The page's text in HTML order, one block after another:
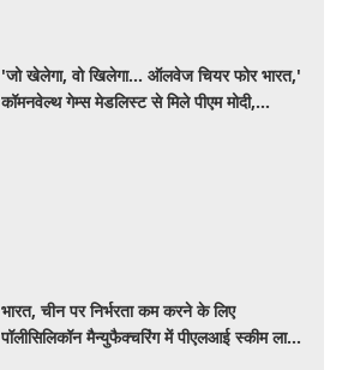
'जो खेलेगा, वो खिलेगा... ऑलवेज चियर फोर भारत,'
कॉमनवेल्थ गेम्स मेडलिस्ट से मिले पीएम मोदी,
भारत, चीन पर निर्भरता कम करने के लिए
पॉलीसिलिकॉन मैन्युफैक्चरिंग में पीएलआई स्कीम लाने